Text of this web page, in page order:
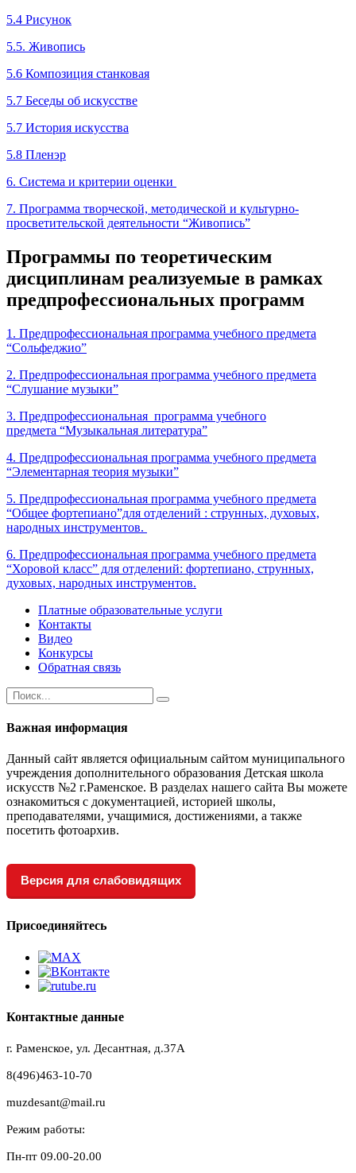
5.4 Рисунок
5.5. Живопись
5.6 Композиция станковая
5.7 Беседы об искусстве
5.7 История искусства
5.8 Пленэр
6. Система и критерии оценки
7. Программа творческой, методической и культурно-
просветительской деятельности “Живопись”
Программы по теоретическим
дисциплинам реализуемые в рамках
предпрофессиональных программ
1. Предпрофессиональная программа учебного предмета
“Сольфеджио”
2. Предпрофессиональная программа учебного предмета
“Слушание музыки”
3. Предпрофессиональная программа учебного
предмета “Музыкальная литература”
4. Предпрофессиональная программа учебного предмета
“Элементарная теория музыки”
5. Предпрофессиональная программа учебного предмета
“Общее фортепиано”для отделений : струнных, духовых,
народных инструментов.
6. Предпрофессиональная программа учебного предмета
“Хоровой класс” для отделений: фортепиано, струнных,
духовых, народных инструментов.
Платные образовательные услуги
Контакты
Видео
Конкурсы
Обратная связь
Важная информация
Данный сайт является официальным сайтом муниципального
учреждения дополнительного образования Детская школа
искусств №2 г.Раменское. В разделах нашего сайта Вы можете
ознакомиться с документацией, историей школы,
преподавателями, учащимися, достижениями, а также
посетить фотоархив.
Версия для слабовидящих
Присоединяйтесь
Контактные данные
г. Раменское, ул. Десантная, д.37A
8(496)463-10-70
muzdesant@mail.ru
Режим работы:
Пн-пт 09.00-20.00